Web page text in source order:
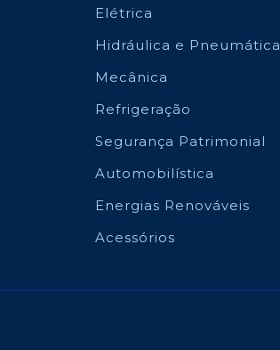
Elétrica
Hidráulica e Pneumática
Mecânica
Refrigeração
Segurança Patrimonial
Automobilística
Energias Renováveis
Acessórios